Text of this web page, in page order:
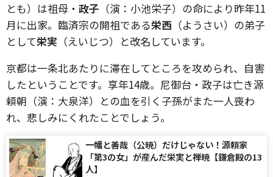
とも）は祖母・ 政子 （演：小池栄子）の命により昨年11
月に出家。臨済宗の開祖である栄西 （ようさい）の弟子
として栄実 （えいじつ）と改名しています。
京都は一条北あたりに滞在してところを攻められ、自害
したということです。享年14歳。尼御台・政子は亡き源
頼朝（演：大泉洋）との血を引く子孫がまた一人喪わ
れ、悲しみにくれたことでしょう。
一幡と善哉（公暁）だけじゃない！源頼家
「第3の女」が産んだ栄実と禅暁【鎌倉殿の13
人】